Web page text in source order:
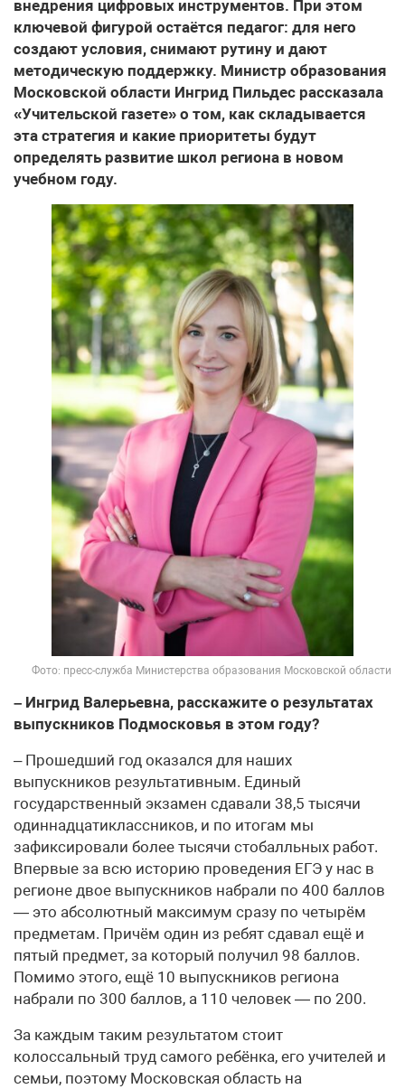
внедрения цифровых инструментов. При этом
ключевой фигурой остаётся педагог: для него
создают условия, снимают рутину и дают
методическую поддержку. Министр образования
Московской области Ингрид Пильдес рассказала
«Учительской газете» о том, как складывается
эта стратегия и какие приоритеты будут
определять развитие школ региона в новом
учебном году.
Фото: пресс-служба Министерства образования Московской области
– Ингрид Валерьевна, расскажите о результатах
выпускников Подмосковья в этом году?
– Прошедший год оказался для наших
выпускников результативным. Единый
государственный экзамен сдавали 38,5 тысячи
одиннадцатиклассников, и по итогам мы
зафиксировали более тысячи стобалльных работ.
Впервые за всю историю проведения ЕГЭ у нас в
регионе двое выпускников набрали по 400 баллов
— это абсолютный максимум сразу по четырём
предметам. Причём один из ребят сдавал ещё и
пятый предмет, за который получил 98 баллов.
Помимо этого, ещё 10 выпускников региона
набрали по 300 баллов, а 110 человек — по 200.
За каждым таким результатом стоит
колоссальный труд самого ребёнка, его учителей и
семьи, поэтому Московская область на